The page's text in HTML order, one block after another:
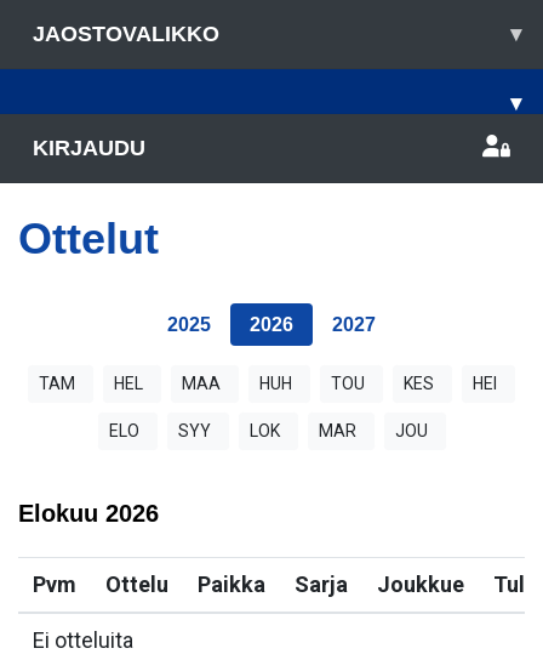
JAOSTOVALIKKO ▾
▾
KIRJAUDU
Ottelut
2025 2026 2027
TAM HEL MAA HUH TOU KES HEI
ELO SYY LOK MAR JOU
Elokuu 2026
Pvm Ottelu Paikka Sarja Joukkue
Ei otteluita